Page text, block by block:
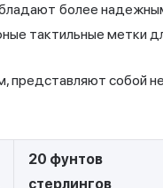
более
тактильные метки
представляют собой
20 фунтов
стерлингов